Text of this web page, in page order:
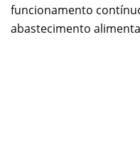
funcionamento
abastecimento